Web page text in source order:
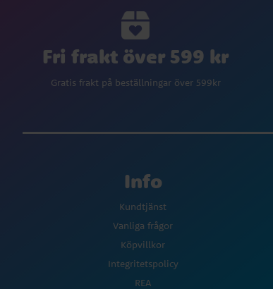
Fri frakt över 599 kr
Gratis frakt på beställningar över 599kr
Info
Kundtjänst
Vanliga frågor
Köpvillkor
Integritetspolicy
REA